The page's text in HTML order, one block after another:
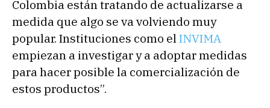
Colombia están tratando de actualizarse a
medida que algo se va volviendo muy
popular. Instituciones como el INVIMA
empiezan a investigar y a adoptar medidas
para hacer posible la comercialización de
estos productos”.